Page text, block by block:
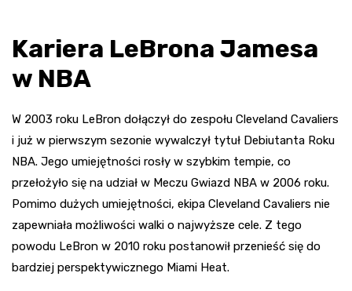
Kariera LeBrona Jamesa
w NBA
W 2003 roku LeBron dołączył do zespołu Cleveland Cavaliers
i już w pierwszym sezonie wywalczył tytuł Debiutanta Roku
NBA. Jego umiejętności rosły w szybkim tempie, co
przełożyło się na udział w Meczu Gwiazd NBA w 2006 roku.
Pomimo dużych umiejętności, ekipa Cleveland Cavaliers nie
zapewniała możliwości walki o najwyższe cele. Z tego
powodu LeBron w 2010 roku postanowił przenieść się do
bardziej perspektywicznego Miami Heat.